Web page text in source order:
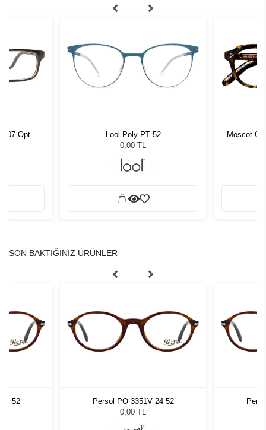
Opt
Lool Poly PT 52
0,00 TL
Moscot
SON BAKTIĞINIZ ÜRÜNLER
52
Persol PO 3351V 24 52
0,00 TL